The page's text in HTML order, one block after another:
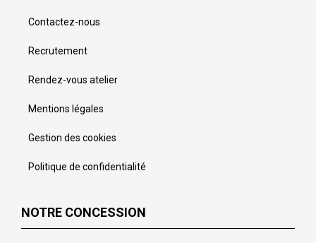
Contactez-nous
Recrutement
Rendez-vous atelier
Mentions légales
Gestion des cookies
Politique de confidentialité
NOTRE CONCESSION